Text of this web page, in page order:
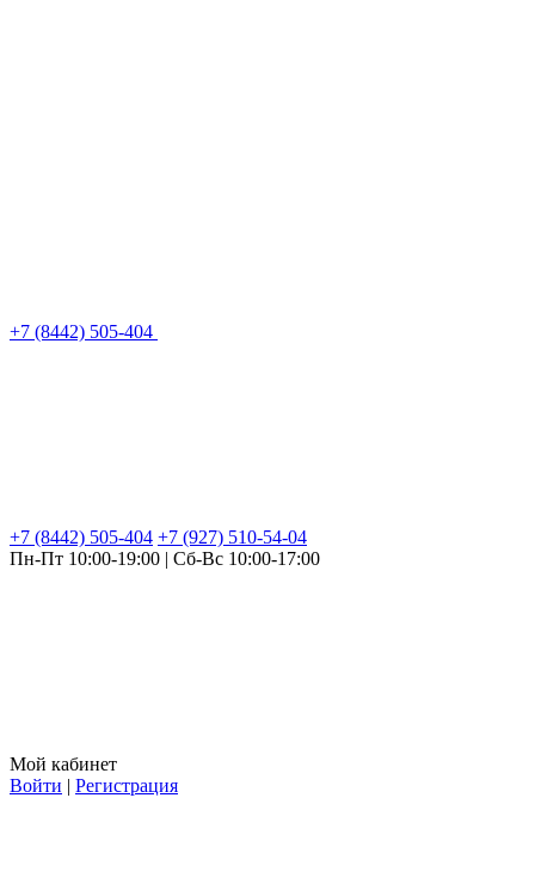
+7 (8442) 505-404
+7 (8442) 505-404 +7 (927) 510-54-04
Пн-Пт 10:00-19:00 | Сб-Вс 10:00-17:00
Мой кабинет
Войти | Регистрация